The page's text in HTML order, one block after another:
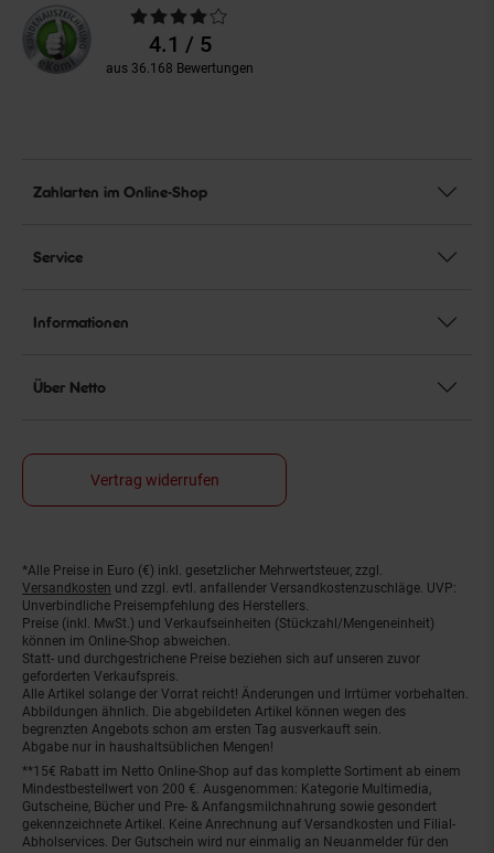
Durchschnittliche
Bewertungen4.1 / 5
aus 36.168 Bewertungen
Zahlarten im Online-Shop
Service
Informationen
Über Netto
Vertrag widerrufen
Fußnoten
*Alle Preise in Euro (€) inkl. gesetzlicher Mehrwertsteuer, zzgl.
Versandkosten und zzgl. evtl. anfallender Versandkostenzuschläge. UVP:
Unverbindliche Preisempfehlung des Herstellers.
Preise (inkl. MwSt.) und Verkaufseinheiten (Stückzahl/Mengeneinheit)
können im Online-Shop abweichen.
Statt- und durchgestrichene Preise beziehen sich auf unseren zuvor
geforderten Verkaufspreis.
Alle Artikel solange der Vorrat reicht! Änderungen und Irrtümer vorbehalten.
Abbildungen ähnlich. Die abgebildeten Artikel können wegen des
begrenzten Angebots schon am ersten Tag ausverkauft sein.
Abgabe nur in haushaltsüblichen Mengen!
**15€ Rabatt im Netto Online-Shop auf das komplette Sortiment ab einem
Mindestbestellwert von 200 €. Ausgenommen: Kategorie Multimedia,
Gutscheine, Bücher und Pre- & Anfangsmilchnahrung sowie gesondert
gekennzeichnete Artikel. Keine Anrechnung auf Versandkosten und Filial-
Abholservices. Der Gutschein wird nur einmalig an Neuanmelder für den